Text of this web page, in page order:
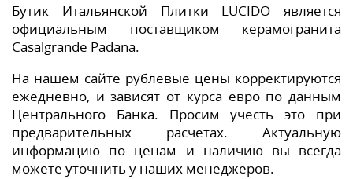
Бутик Итальянской Плитки LUCIDO является
официальным поставщиком керамогранита
Casalgrande Padana.
На нашем сайте рублевые цены корректируются
ежедневно, и зависят от курса евро по данным
Центрального Банка. Просим учесть это при
предварительных расчетах. Актуальную
информацию по ценам и наличию вы всегда
можете уточнить у наших менеджеров.